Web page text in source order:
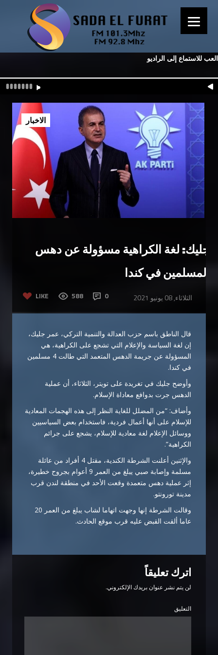
العب للاستماع إلى الراديو
جليك: لغة الكراهية مسؤولة عن دهس
المسلمين في كندا
LIKE 588 0 الثلاثاء, 08 يونيو 2021
الاخبار
قال الناطق باسم حزب العدالة والتنمية التركي، عمر جليك،
إن لغة السياسة والإعلام التي تشجع على الكراهية، هي
المسؤولة عن جريمة الدهس المتعمد التي طالت 4 مسلمين
في كندا.
وأوضح جليك في تغريدة على تويتر، الثلاثاء، أن عملية
الدهس جرت بدوافع معاداة الإسلام.
وأضاف: “من المضلل للغاية النظر إلى هذه الهجمات المعادية
للإسلام على أنها أعمال فردية، فاستخدام بعض السياسيين
ووسائل الإعلام لغة معادية للإسلام، يشجع على جرائم
الكراهية”.
والإثنين أعلنت الشرطة الكندية، مقتل 4 أفراد من عائلة
مسلمة وإصابة صبي يبلغ من العمر 9 أعوام بجروح خطيرة،
إثر عملية دهس متعمدة وقعت الأحد في منطقة لندن قرب
مدينة تورونتو.
وقالت الشرطة إنها وجهت اتهاما لشاب يبلغ من العمر 20
عاما ألقت القبض عليه قرب موقع الحادث.
اترك تعليقاً
لن يتم نشر عنوان بريدك الإلكتروني.
التعليق